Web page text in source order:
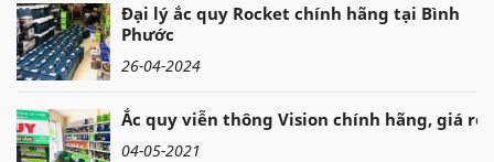
Đại lý ắc quy Rocket chính hãng tại Bình
Phước
26-04-2024
Ắc quy viễn thông Vision chính hãng, giá rẻ
04-05-2021